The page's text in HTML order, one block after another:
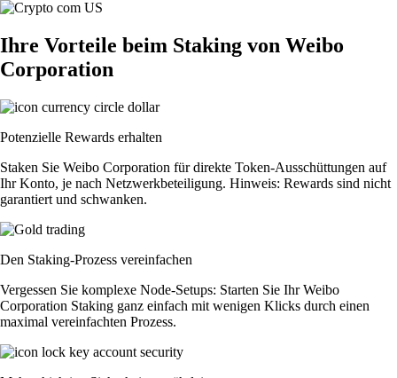
Ihre Vorteile beim Staking von Weibo
Corporation
Potenzielle Rewards erhalten
Staken Sie Weibo Corporation für direkte Token-Ausschüttungen auf
Ihr Konto, je nach Netzwerkbeteiligung. Hinweis: Rewards sind nicht
garantiert und schwanken.
Den Staking-Prozess vereinfachen
Vergessen Sie komplexe Node-Setups: Starten Sie Ihr Weibo
Corporation Staking ganz einfach mit wenigen Klicks durch einen
maximal vereinfachten Prozess.